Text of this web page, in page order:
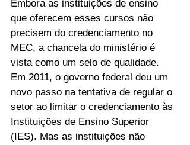
Embora as instituições de ensino
que oferecem esses cursos não
precisem do credenciamento no
MEC, a chancela do ministério é
vista como um selo de qualidade.
Em 2011, o governo federal deu um
novo passo na tentativa de regular o
setor ao limitar o credenciamento às
Instituições de Ensino Superior
(IES). Mas as instituições não